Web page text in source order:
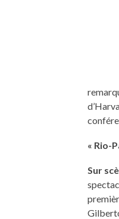
« Rio-
Sur